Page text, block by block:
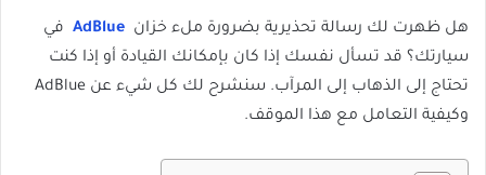
هل ظهرت لك رسالة تحذيرية بضرورة ملء خزان AdBlue في
سيارتك؟ قد تسأل نفسك إذا كان بإمكانك القيادة أو إذا كنت
تحتاج إلى الذهاب إلى المرآب. سنشرح لك كل شيء عن AdBlue
وكيفية التعامل مع هذا الموقف.